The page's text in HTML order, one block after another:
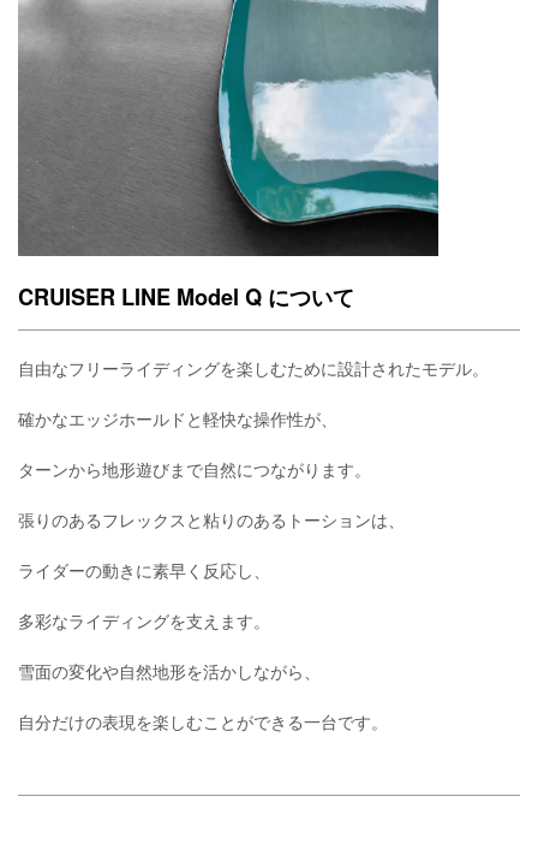
CRUISER LINE Model Q について
自由なフリーライディングを楽しむために設計されたモデル。
確かなエッジホールドと軽快な操作性が、
ターンから地形遊びまで自然につながります。
張りのあるフレックスと粘りのあるトーションは、
ライダーの動きに素早く反応し、
多彩なライディングを支えます。
雪面の変化や自然地形を活かしながら、
自分だけの表現を楽しむことができる一台です。